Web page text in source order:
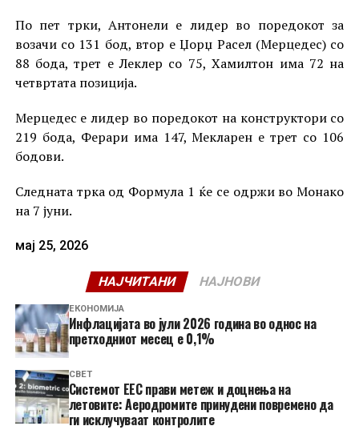
По пет трки, Антонели е лидер во поредокот за
возачи со 131 бод, втор е Џорџ Расел (Мерцедес) со
88 бода, трет е Леклер со 75, Хамилтон има 72 на
четвртата позиција.
Мерцедес е лидер во поредокот на конструктори со
219 бода, Ферари има 147, Мекларен е трет со 106
бодови.
Следната трка од Формула 1 ќе се одржи во Монако
на 7 јуни.
мај 25, 2026
НАЈЧИТАНИ НАЈНОВИ
ЕКОНОМИЈА
Инфлацијата во јули 2026 година во однос на
претходниот месец е 0,1%
СВЕТ
Системот ЕЕС прави метеж и доцнења на
летовите: Аеродромите принудени повремено да
ги исклучуваат контролите